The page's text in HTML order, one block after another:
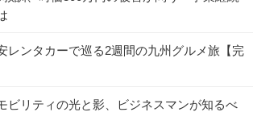
レンタカーで巡る2週間の九州グルメ旅【完
ビリティの光と影、ビジネスマンが知るべ